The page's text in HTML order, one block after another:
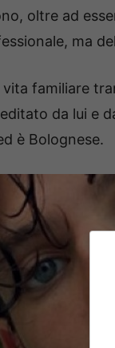
oltre ad
ma
familiare
da lui e
è Bolognese.